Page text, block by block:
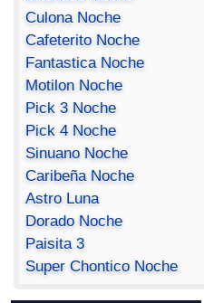
Culona Noche
Cafeterito Noche
Fantastica Noche
Motilon Noche
Pick 3 Noche
Pick 4 Noche
Sinuano Noche
Caribeña Noche
Astro Luna
Dorado Noche
Paisita 3
Super Chontico Noche